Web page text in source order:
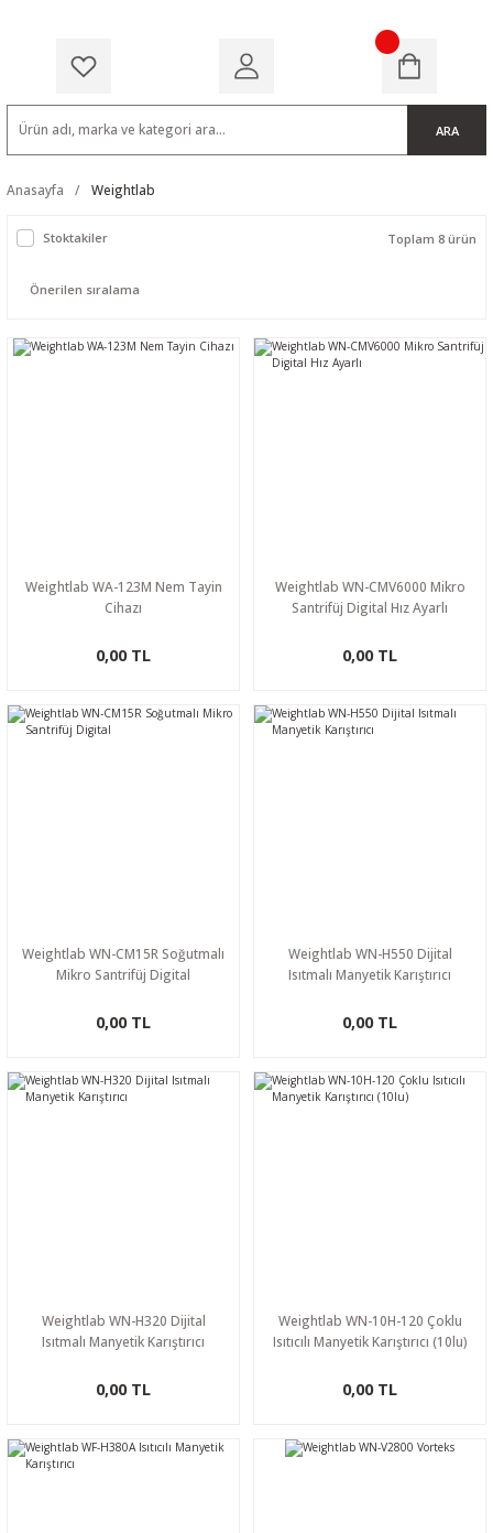
ARA
Anasayfa Weightlab
Stoktakiler Toplam 8 ürün
Weightlab WA-123M Nem Tayin
Cihazı
0,00 TL
Weightlab WN-CMV6000 Mikro
Santrifüj Digital Hız Ayarlı
0,00 TL
Weightlab WN-CM15R Soğutmalı
Mikro Santrifüj Digital
0,00 TL
Weightlab WN-H550 Dijital
Isıtmalı Manyetik Karıştırıcı
0,00 TL
Weightlab WN-H320 Dijital
Isıtmalı Manyetik Karıştırıcı
0,00 TL
Weightlab WN-10H-120 Çoklu
Isıtıcılı Manyetik Karıştırıcı (10lu)
0,00 TL